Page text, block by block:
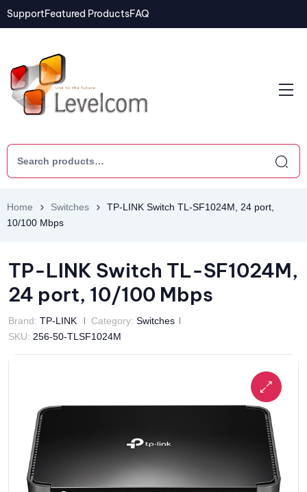
SupportFeatured ProductsFAQ
Home Switches
TP-LINK Switch TL-SF1024M, 24 port,
10/100 Mbps
TP-LINK Switch TL-SF1024M,
24 port, 10/100 Mbps
Brand: TP-LINK Category: Switches
SKU: 256-50-TLSF1024M